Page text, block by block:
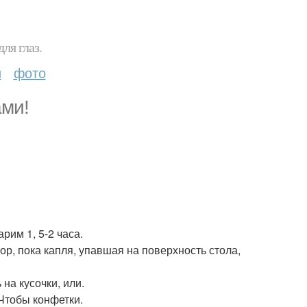
глаз.
фото
1, 5-2 часа.
пока капля, упавшая на поверхность стола,
кусочки, или.
конфетки.